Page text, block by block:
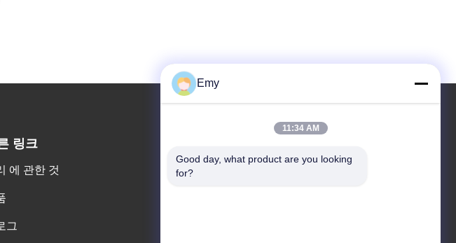
링크
에 관한 것
그
주소
Emy
11:34 AM
Good day, what product are you looking
for?